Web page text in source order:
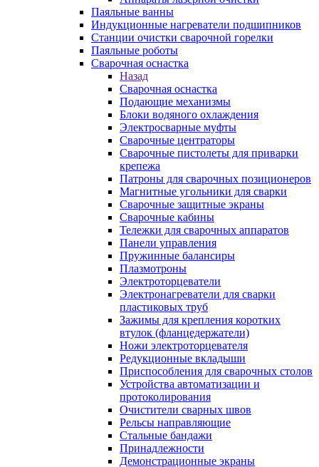
Паяльные ванны
Индукционные нагреватели подшипников
Станции очистки сварочной горелки
Паяльные роботы
Сварочная оснастка
Назад
Сварочная оснастка
Подающие механизмы
Блоки водяного охлаждения
Электросварные муфты
Сварочные центраторы
Сварочные пистолеты для приварки
крепежа
Патроны для сварочных позиционеров
Магнитные угольники для сварки
Сварочные защитные экраны
Сварочные кабины
Тележки для сварочных аппаратов
Панели управления
Пружинные балансиры
Плазмотроны
Электроторцеватели
Электронагреватели для сварки
пластиковых труб
Зажимы для крепления коротких
втулок (фланцедержатели)
Ножи электроторцевателя
Редукционные вкладыши
Приспособления для сварочных столов
Устройства автоматизации и
протоколирования
Очистители сварных швов
Рельсы направляющие
Стальные бандажи
Принадлежности
Демонстрационные экраны